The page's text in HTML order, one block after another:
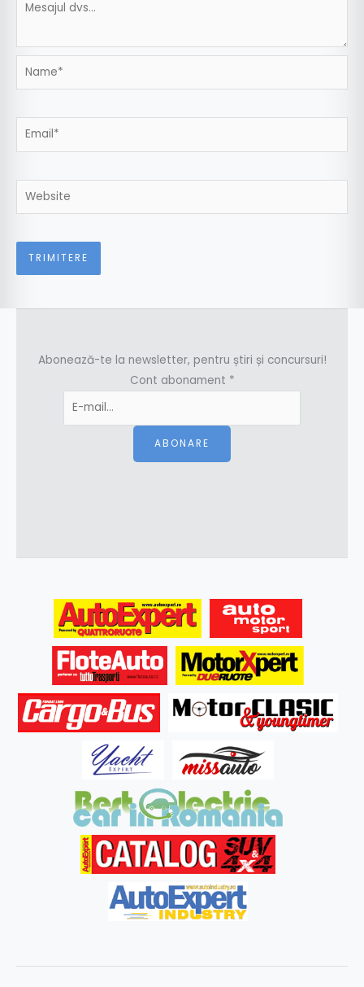
Name*
Email*
Website
Abonează-te la newsletter, pentru știri și concursuri!
Cont abonament *
ABONARE